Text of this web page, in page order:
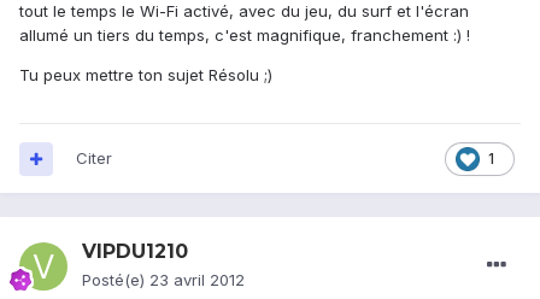
tout le temps le Wi-Fi activé, avec du jeu, du surf et l'écran
allumé un tiers du temps, c'est magnifique, franchement :) !
Tu peux mettre ton sujet Résolu ;)
1
Citer
VIPDU1210
Posté(e) 23 avril 2012